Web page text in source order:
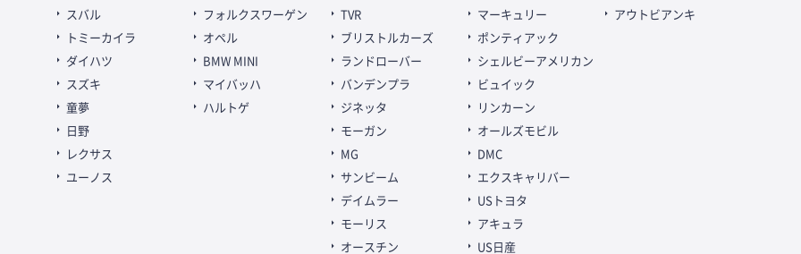
スバル
トミーカイラ
ダイハツ
スズキ
童夢
日野
レクサス
ユーノス
フォルクスワーゲン
オペル
BMW MINI
マイバッハ
ハルトゲ
TVR
ブリストルカーズ
ランドローバー
バンデンプラ
ジネッタ
モーガン
MG
サンビーム
デイムラー
モーリス
オースチン
マーキュリー
ポンティアック
シェルビーアメリカン
ビュイック
リンカーン
オールズモビル
DMC
エクスキャリバー
USトヨタ
アキュラ
US日産
アウトビアンキ